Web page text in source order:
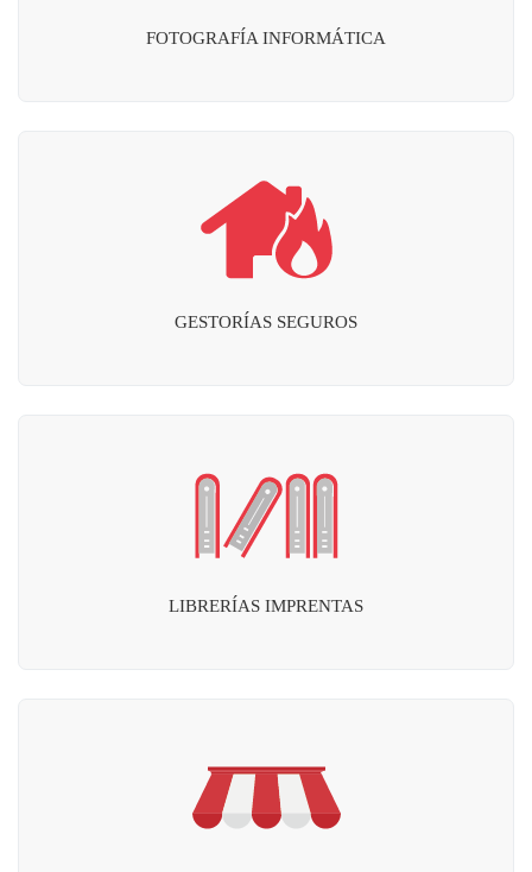
FOTOGRAFÍA INFORMÁTICA
GESTORÍAS SEGUROS
LIBRERÍAS IMPRENTAS